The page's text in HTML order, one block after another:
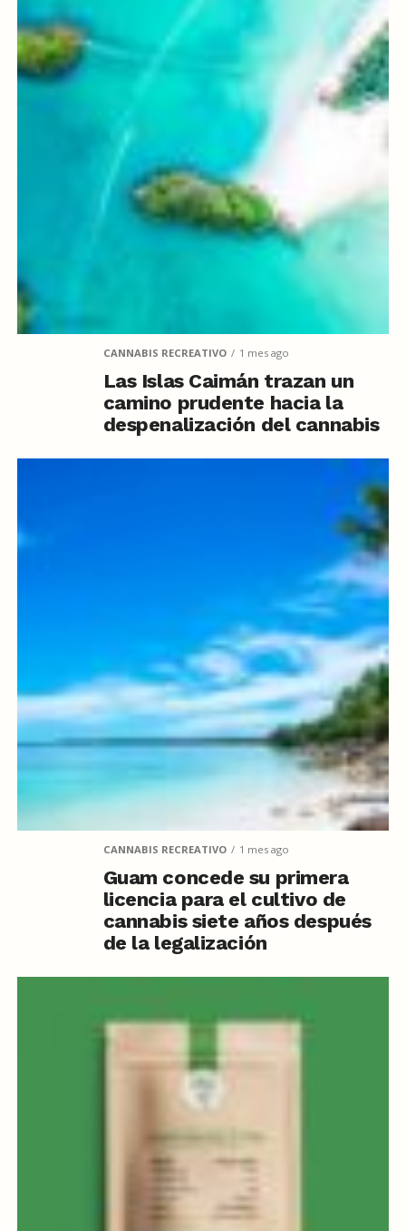
CANNABIS RECREATIVO 1 mes ago
Las Islas Caimán trazan un
camino prudente hacia la
despenalización del cannabis
CANNABIS RECREATIVO 1 mes ago
Guam concede su primera
licencia para el cultivo de
cannabis siete años después
de la legalización